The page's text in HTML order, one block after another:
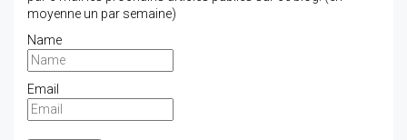
moyenne un par semaine)
Name
Email